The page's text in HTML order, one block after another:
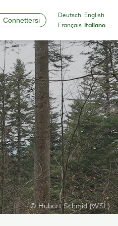
Connettersi
Deutsch
English
Français
Italiano
© Hubert Schmid (WSL)